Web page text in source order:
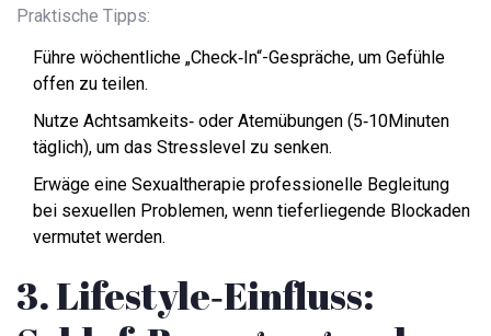
Praktische Tipps:
Führe wöchentliche „Check‑In“-Gespräche, um Gefühle
offen zu teilen.
Nutze Achtsamkeits‑ oder Atemübungen (5‑10Minuten
täglich), um das Stresslevel zu senken.
Erwäge eine Sexualtherapie professionelle Begleitung
bei sexuellen Problemen, wenn tieferliegende Blockaden
vermutet werden.
3. Lifestyle‑Einfluss: